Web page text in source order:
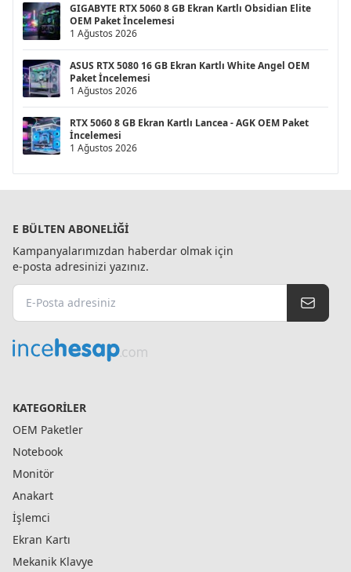
GIGABYTE RTX 5060 8 GB Ekran Kartlı Obsidian Elite
OEM Paket İncelemesi
1 Ağustos 2026
ASUS RTX 5080 16 GB Ekran Kartlı White Angel OEM
Paket İncelemesi
1 Ağustos 2026
RTX 5060 8 GB Ekran Kartlı Lancea - AGK OEM Paket
İncelemesi
1 Ağustos 2026
E BÜLTEN ABONELIĞI
Kampanyalarımızdan haberdar olmak için
e-posta adresinizi yazınız.
KATEGORILER
OEM Paketler
Notebook
Monitör
Anakart
İşlemci
Ekran Kartı
Mekanik Klavye